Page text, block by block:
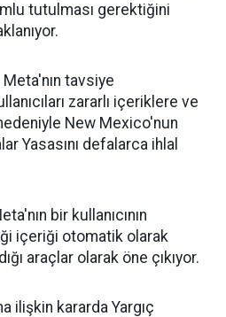
tutulması gerektiğini
Meta'nın tavsiye
zararlı içeriklere ve
New Mexico'nun
Yasasını defalarca ihlal
bir kullanıcının
içeriği otomatik olarak
araçlar olarak öne çıkıyor.
ilişkin kararda Yargıç